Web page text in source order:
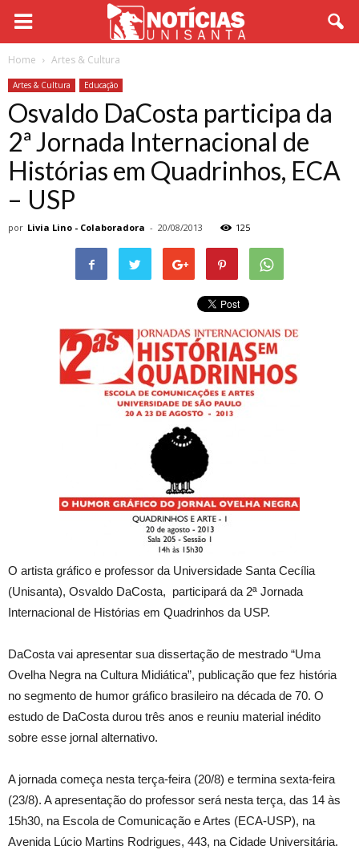
Home Artes & Cultura
Artes & Cultura Educação
Osvaldo DaCosta participa da
2ª Jornada Internacional de
Histórias em Quadrinhos, ECA
– USP
por Livia Lino - Colaboradora - 20/08/2013 125
O artista gráfico e professor da Universidade Santa Cecília
(Unisanta), Osvaldo DaCosta, participará da 2ª Jornada
Internacional de Histórias em Quadrinhos da USP.
DaCosta vai apresentar sua dissertação de mestrado “Uma
Ovelha Negra na Cultura Midiática”, publicação que fez história
no segmento de humor gráfico brasileiro na década de 70. O
estudo de DaCosta durou três anos e reuniu material inédito
sobre esse jornal alternativo.
A jornada começa nesta terça-feira (20/8) e termina sexta-feira
(23/8). A apresentação do professor será nesta terça, das 14 às
15h30, na Escola de Comunicação e Artes (ECA-USP), na
Avenida Lúcio Martins Rodrigues, 443, na Cidade Universitária.